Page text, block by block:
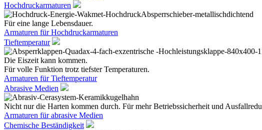
Hochdruckarmaturen
Für eine lange Lebensdauer.
Armaturen für Hochdruckarmaturen
Tieftemperatur
Die Eiszeit kann kommen.
Für volle Funktion trotz tiefster Temperaturen.
Armaturen für Tieftemperatur
Abrasive Medien
Nicht nur die Harten kommen durch. Für mehr Betriebssicherheit und
Armaturen für abrasive Medien
Chemische Beständigkeit